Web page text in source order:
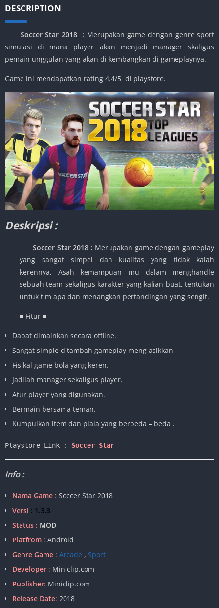
DESCRIPTION
Soccer Star 2018 : Merupakan game dengan genre sport
simulasi di mana player akan menjadi manager skaligus
pemain unggulan yang akan di kembangkan di gameplaynya.
Game ini mendapatkan rating 4.4/5 di playstore.
Deskripsi :
Soccer Star 2018 : Merupakan game dengan gameplay
yang sangat simpel dan kualitas yang tidak kalah
kerennya, Asah kemampuan mu dalam menghandle
sebuah team sekaligus karakter yang kalian buat, tentukan
untuk tim apa dan menangkan pertandingan yang sengit.
■ Fitur ■
Dapat dimainkan secara offline.
Sangat simple ditambah gameplay meng asikkan
Fisikal game bola yang keren.
Jadilah manager sekaligus player.
Atur player yang digunakan.
Bermain bersama teman.
Kumpulkan item dan piala yang berbeda – beda .
Playstore Link : Soccer Star
Info :
Nama Game : Soccer Star 2018
Versi : 1.3.3
Status : MOD
Platfrom : Android
Genre Game : Arcade , Sport
Developer : Miniclip.com
Publisher: Miniclip.com
Release Date: 2018